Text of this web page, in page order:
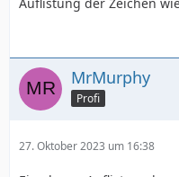
MrMurphy
Profi
27. Oktober 2023 um 16:38